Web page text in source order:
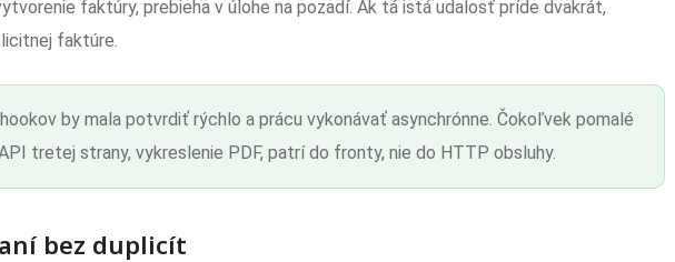
faktúry, prebieha v úlohe na pozadí. Ak tá istá udalosť príde dvakrát,
faktúre.
by mala potvrdiť rýchlo a prácu vykonávať asynchrónne. Čokoľvek pomalé
tretej strany, vykreslenie PDF, patrí do fronty, nie do HTTP obsluhy.
bez duplicít